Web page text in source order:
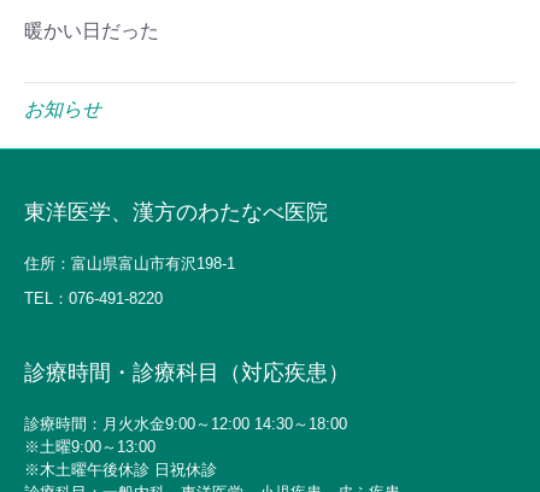
暖かい日だった
お知らせ
東洋医学、漢方のわたなべ医院
住所：富山県富山市有沢198-1
TEL： 076-491-8220
診療時間・診療科目（対応疾患）
診療時間：月火水金9:00～12:00 14:30～18:00
※土曜9:00～13:00
※木土曜午後休診 日祝休診